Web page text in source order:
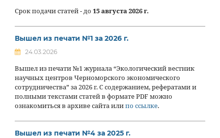
Срок подачи статей - до 15 августа 2026 г.
Вышел из печати №1 за 2026 г.
24.03.2026
Вышел из печати №1 журнала “Экологический вестник
научных центров Черноморского экономического
сотрудничества” за 2026 г. С содержанием, рефератами и
полными текстами статей в формате PDF можно
ознакомиться в архиве сайта илипо ссылке.
Вышел из печати №4 за 2025 г.